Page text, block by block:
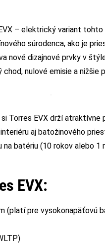
– elektrický variant
súrodenca, ako je
nové dizajnové prvky v
nulové emisie a nižšie
Torres EVX drží
aj batožinového
na batériu (10 rokov alebo
EVX:
(platí pre vysokonapäťovú